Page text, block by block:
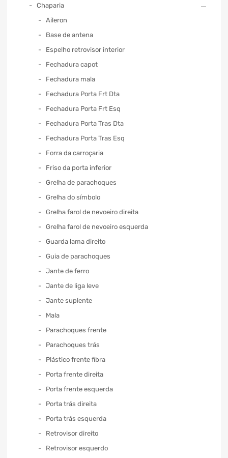
Chaparia
Aileron
Base de antena
Espelho retrovisor interior
Fechadura capot
Fechadura mala
Fechadura Porta Frt Dta
Fechadura Porta Frt Esq
Fechadura Porta Tras Dta
Fechadura Porta Tras Esq
Forra da carroçaria
Friso da porta inferior
Grelha de parachoques
Grelha do símbolo
Grelha farol de nevoeiro direita
Grelha farol de nevoeiro esquerda
Guarda lama direito
Guia de parachoques
Jante de ferro
Jante de liga leve
Jante suplente
Mala
Parachoques frente
Parachoques trás
Plástico frente fibra
Porta frente direita
Porta frente esquerda
Porta trás direita
Porta trás esquerda
Retrovisor direito
Retrovisor esquerdo